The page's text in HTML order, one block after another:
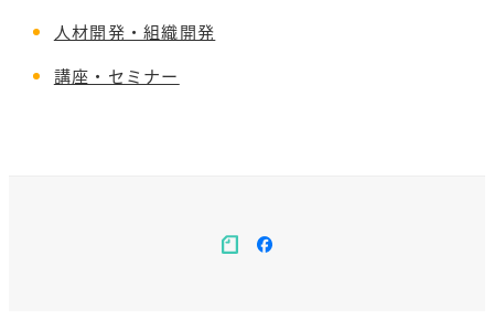
人材開発・組織開発
講座・セミナー
notefacebook